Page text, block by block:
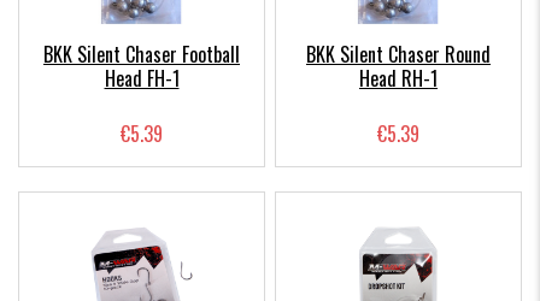
BKK Silent Chaser Football
Head FH-1
€5.39
BKK Silent Chaser Round
Head RH-1
€5.39